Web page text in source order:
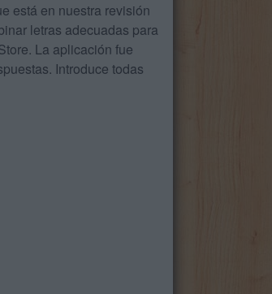
está en nuestra revisión
letras adecuadas para
La aplicación fue
Introduce todas